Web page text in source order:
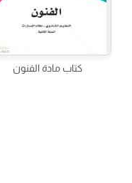
كتاب مادة الفنون